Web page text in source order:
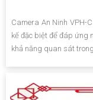
Camera An Ninh VPH-
kế đặc biệt để đáp ứng
khả năng quan sát trong